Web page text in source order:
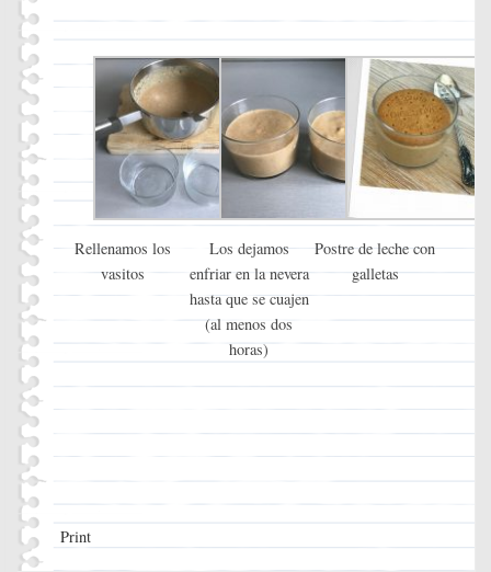
Rellenamos los
vasitos
Los dejamos
enfriar en la nevera
hasta que se cuajen
(al menos dos
horas)
Postre de leche con
galletas
Print